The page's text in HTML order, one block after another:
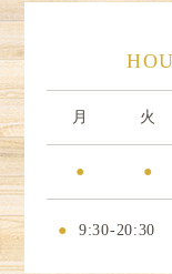
月 火
● ●
● 9:30-20:30